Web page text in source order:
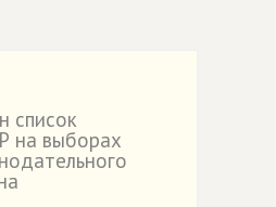
список
на выборах